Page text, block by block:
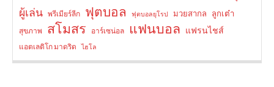
ผู้เล่น พรีเมียร์ลีก ฟุตบอล ฟุตบอลยุโรป มวยสากล ลูกเต๋า
สุขภาพ สโมสร อาร์เซน่อล แฟนบอล แฟรนไชส์
แอตเลติโก มาดริด ไฮโล